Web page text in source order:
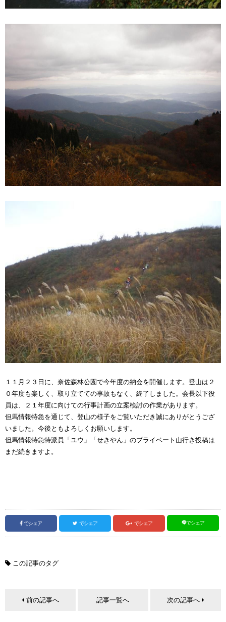
１１月２３日に、奈佐森林公園で今年度の納会を開催します。登山は２
０年度も楽しく、取り立てての事故もなく、終了しました。会長以下役
員は、２１年度に向けての行事計画の立案検討の作業があります。
但馬情報特急を通じて、登山の様子をご覧いただき誠にありがとうござ
いました。今後ともよろしくお願いします。
但馬情報特急特派員「ユウ」「せきやん」のプライベート山行き投稿は
まだ続きますよ。
でシェア でシェア でシェア でシェア
この記事のタグ
前の記事へ 記事一覧へ 次の記事へ